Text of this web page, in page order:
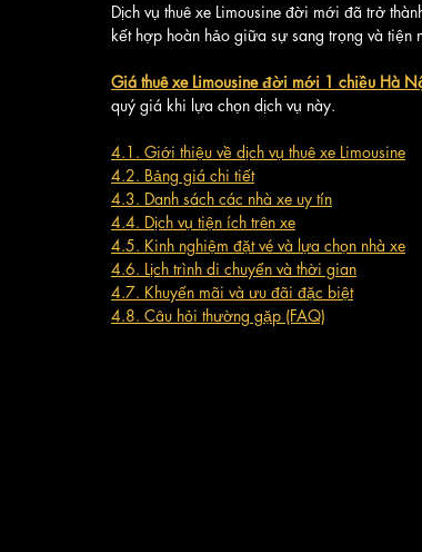
Dịch vụ thuê xe Limousine đời mới đã trở
kết hợp hoàn hảo giữa sự sang trọng và tiện
Giá thuê xe Limousine đời mới 1 chiều Hà
quý giá khi lựa chọn dịch vụ này.
4.1. Giới thiệu về dịch vụ thuê xe Limousine
4.2. Bảng giá chi tiết
4.3. Danh sách các nhà xe uy tín
4.4. Dịch vụ tiện ích trên xe
4.5. Kinh nghiệm đặt vé và lựa chọn nhà xe
4.6. Lịch trình di chuyển và thời gian
4.7. Khuyến mãi và ưu đãi đặc biệt
4.8. Câu hỏi thường gặp (FAQ)